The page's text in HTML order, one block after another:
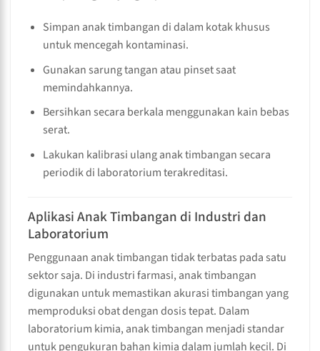
Simpan anak timbangan di dalam kotak khusus
untuk mencegah kontaminasi.
Gunakan sarung tangan atau pinset saat
memindahkannya.
Bersihkan secara berkala menggunakan kain bebas
serat.
Lakukan kalibrasi ulang anak timbangan secara
periodik di laboratorium terakreditasi.
Aplikasi Anak Timbangan di Industri dan
Laboratorium
Penggunaan anak timbangan tidak terbatas pada satu
sektor saja. Di industri farmasi, anak timbangan
digunakan untuk memastikan akurasi timbangan yang
memproduksi obat dengan dosis tepat. Dalam
laboratorium kimia, anak timbangan menjadi standar
untuk pengukuran bahan kimia dalam jumlah kecil. Di